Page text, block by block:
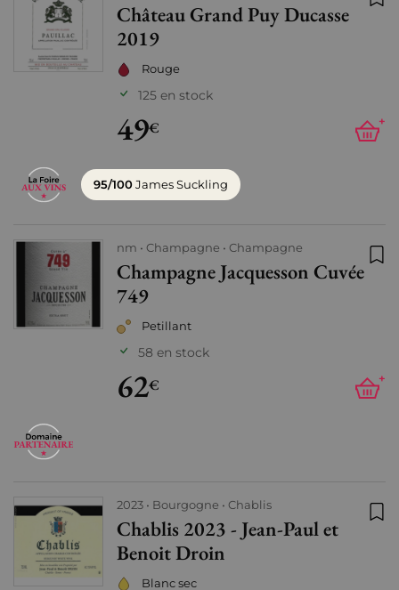
Château Grand Puy Ducasse
2019
Rouge
125 en stock
49€ +
95/100James Suckling
nm Champagne Champagne
Champagne Jacquesson Cuvée
749
Petillant
58 en stock
62€ +
2023 Bourgogne Chablis
Chablis 2023 - Jean-Paul et
Benoit Droin
Blanc sec